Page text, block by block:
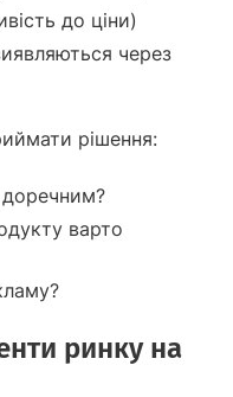
до ціни)
через
рішення:
доречним?
варто
ринку на